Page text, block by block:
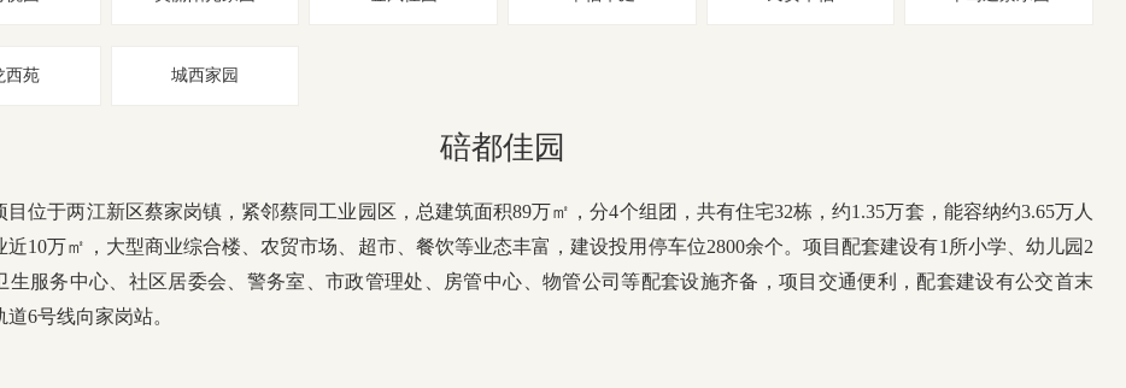
西苑 城西家园
碚都佳园
目位于两江新区蔡家岗镇，紧邻蔡同工业园区，总建筑面积89万㎡，分4个组团，共有住宅32栋，约1.35万套，能容纳约3.65万人
近10万㎡，大型商业综合楼、农贸市场、超市、餐饮等业态丰富，建设投用停车位2800余个。项目配套建设有1所小学、幼儿园2
生服务中心、社区居委会、警务室、市政管理处、房管中心、物管公司等配套设施齐备，项目交通便利，配套建设有公交首末
6号线向家岗站。